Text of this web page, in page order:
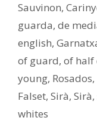
Sauvinon,
guarda, de
english,
of guard, of half
young, Rosados,
Falset, Sirà, Sirà,
whites